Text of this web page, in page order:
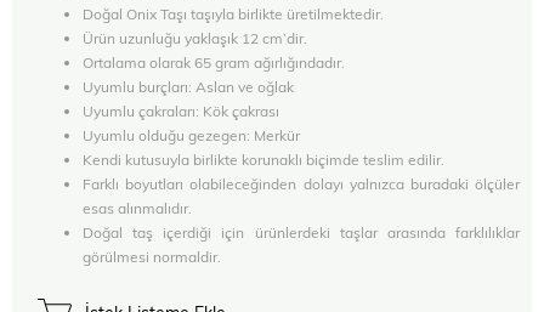
Doğal Onix Taşı taşıyla birlikte üretilmektedir.
Ürün uzunluğu yaklaşık 12 cm’dir.
Ortalama olarak 65 gram ağırlığındadır.
Uyumlu burçları: Aslan ve oğlak
Uyumlu çakraları: Kök çakrası
Uyumlu olduğu gezegen: Merkür
Kendi kutusuyla birlikte korunaklı biçimde teslim edilir.
Farklı boyutları olabileceğinden dolayı yalnızca buradaki ölçüler
esas alınmalıdır.
Doğal taş içerdiği için ürünlerdeki taşlar arasında farklılıklar
görülmesi normaldir.